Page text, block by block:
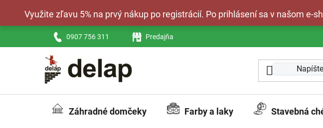
obsah
Využite zľavu 5% na prvý nákup po registrácií. Po prihlásení sa v našom
0907 756 311 Predajňa
Záhradné domčeky Farby a laky Stavebná